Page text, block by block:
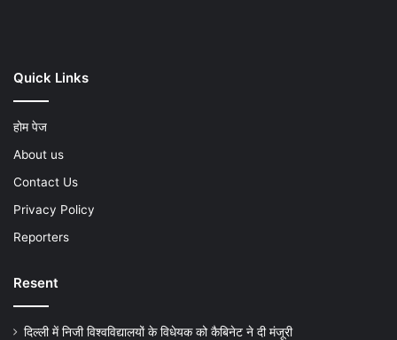
Quick Links
होम पेज
About us
Contact Us
Privacy Policy
Reporters
Resent
दिल्ली में निजी विश्वविद्यालयों के विधेयक को कैबिनेट ने दी मंजूरी